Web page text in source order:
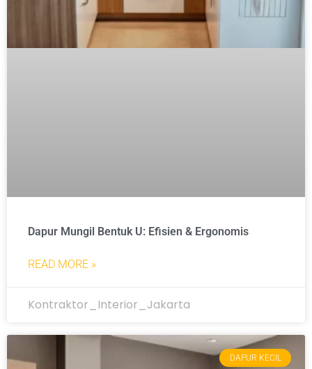
Dapur Mungil Bentuk U: Efisien & Ergonomis
READ MORE »
Kontraktor_Interior_Jakarta
DAPUR KECIL